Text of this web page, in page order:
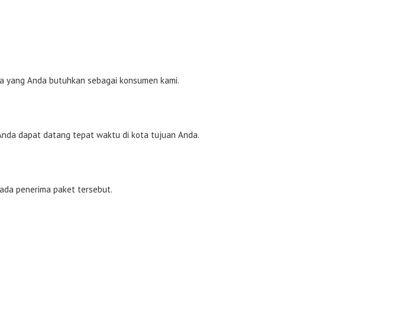
Anda butuhkan sebagai konsumen kami.
dapat datang tepat waktu di kota tujuan Anda.
penerima paket tersebut.